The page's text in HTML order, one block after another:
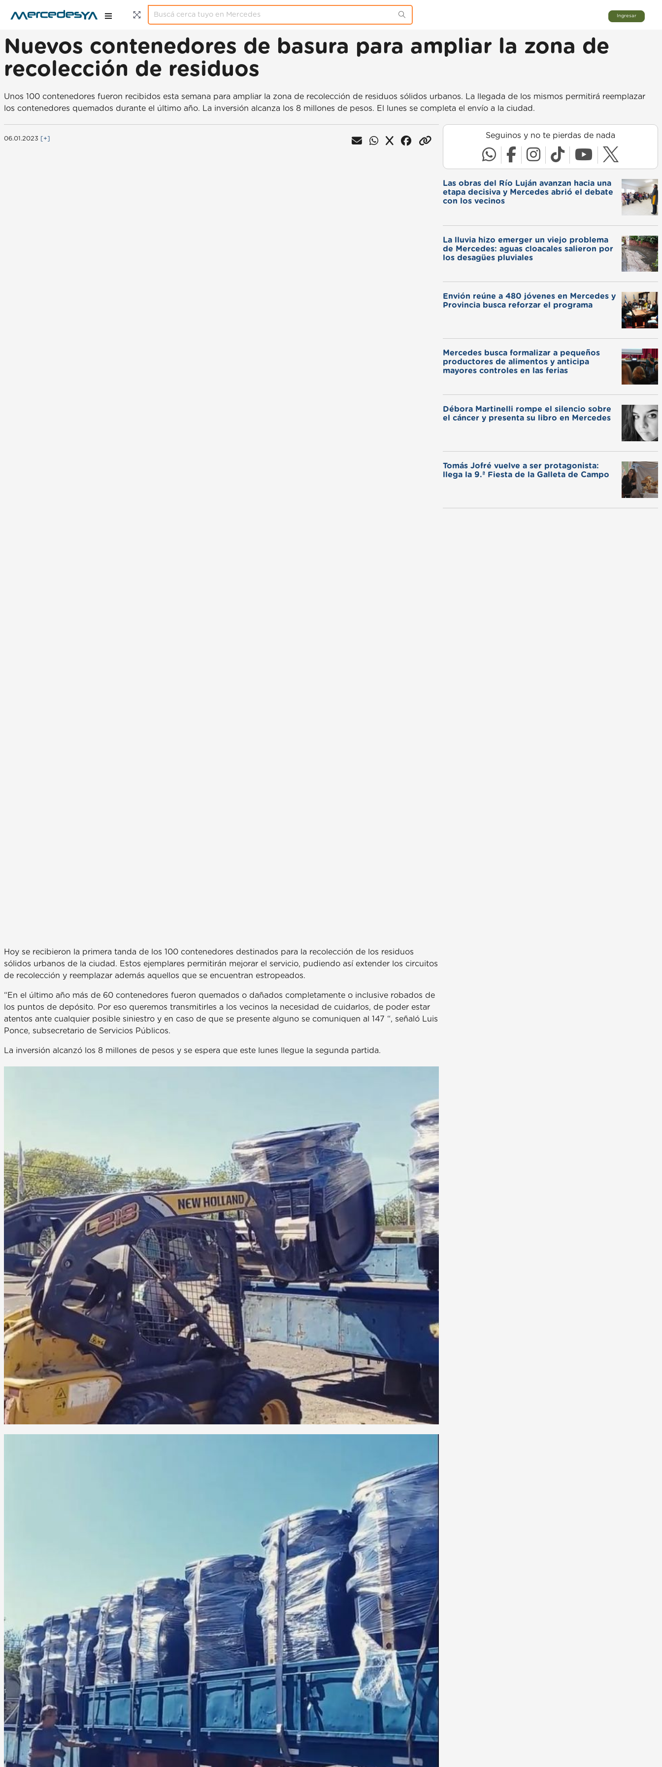
Ingresar
Nuevos contenedores de basura para ampliar la zona de
recolección de residuos
Unos 100 contenedores fueron recibidos esta semana para ampliar la zona de recolección de residuos sólidos urbanos. La llegada de los mismos permitirá reemplazar
los contenedores quemados durante el último año. La inversión alcanza los 8 millones de pesos. El lunes se completa el envío a la ciudad.
06.01.2023 [+]
Hoy se recibieron la primera tanda de los 100 contenedores destinados para la recolección de los residuos
sólidos urbanos de la ciudad. Estos ejemplares permitirán mejorar el servicio, pudiendo así extender los circuitos
de recolección y reemplazar además aquellos que se encuentran estropeados.
“En el último año más de 60 contenedores fueron quemados o dañados completamente o inclusive robados de
los puntos de depósito. Por eso queremos transmitirles a los vecinos la necesidad de cuidarlos, de poder estar
atentos ante cualquier posible siniestro y en caso de que se presente alguno se comuniquen al 147 “, señaló Luis
Ponce, subsecretario de Servicios Públicos.
La inversión alcanzó los 8 millones de pesos y se espera que este lunes llegue la segunda partida.
Seguinos y no te pierdas de nada
Las obras del Río Luján avanzan hacia una
etapa decisiva y Mercedes abrió el debate
con los vecinos
La lluvia hizo emerger un viejo problema
de Mercedes: aguas cloacales salieron por
los desagües pluviales
Envión reúne a 480 jóvenes en Mercedes y
Provincia busca reforzar el programa
Mercedes busca formalizar a pequeños
productores de alimentos y anticipa
mayores controles en las ferias
Débora Martinelli rompe el silencio sobre
el cáncer y presenta su libro en Mercedes
Tomás Jofré vuelve a ser protagonista:
llega la 9.ª Fiesta de la Galleta de Campo